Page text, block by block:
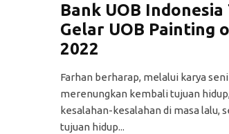
Bank UOB
Gelar UOB Painting
2022
Farhan berharap, melalui karya
merenungkan kembali tujuan
kesalahan-kesalahan di masa lalu,
tujuan hidup...